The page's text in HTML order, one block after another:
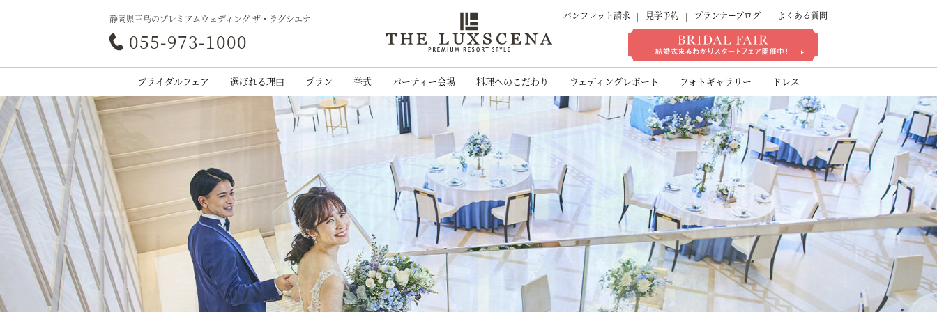
静岡県三島のプレミアムウェディング ザ・ラグシエナ
055-973-1000
クレアージュ リゾート よくある質問
プランナーブログ
見学予約
パンフレット請求
ブライダルフェア 選ばれる理由 プラン 挙式 パーティー会場 料理へのこだわり ウェディングレポート フォトギャラリー ドレス